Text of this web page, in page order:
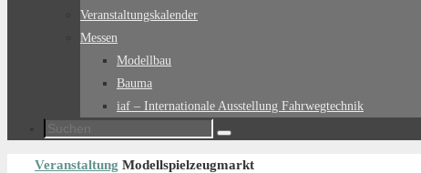
Veranstaltungskalender
Messen
Modellbau
Bauma
iaf – Internationale Ausstellung Fahrwegtechnik
Suchen
Suchen
Start
Veranstaltung Modellspielzeugmarkt